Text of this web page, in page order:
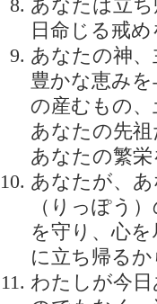
あなたは立
日命じる戒
あなたの神
豊かな恵み
の産むもの
あなたの先
あなたの繁
あなたが、
（りっぽう
を守り、心
に立ち帰る
わたしが今